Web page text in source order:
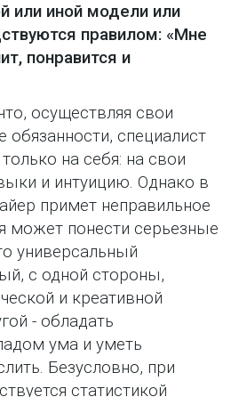
или иной модели или
правилом: «Мне
понравится и
осуществляя свои
специалист
на себя: на свои
и интуицию. Однако в
примет неправильное
может понести серьезные
универсальный
с одной стороны,
и креативной
- обладать
ума и уметь
Безусловно, при
статистикой